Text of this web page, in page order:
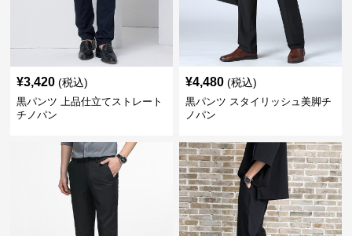
¥3,420 (税込)
黒パンツ 上品仕立てストレート
チノパン
¥4,480 (税込)
黒パンツ スタイリッシュ美脚チ
ノパン